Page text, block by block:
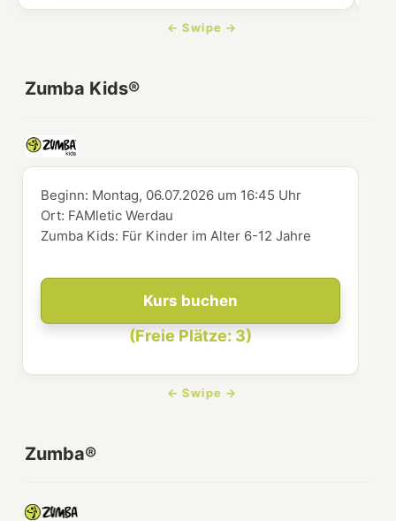
Zumba Kids®
Kurs buchen
(Freie Plätze: 3)
Beginn: Montag, 06.07.2026 um 16:45 Uhr
Ort: FAMletic Werdau
Zumba Kids: Für Kinder im Alter 6-12 Jahre
Zumba®